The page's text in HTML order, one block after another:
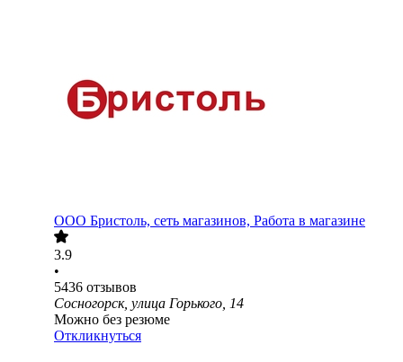
ООО Бристоль, сеть магазинов, Работа в магазине
3.9
•
5436 отзывов
Сосногорск, улица Горького, 14
Можно без резюме
Откликнуться